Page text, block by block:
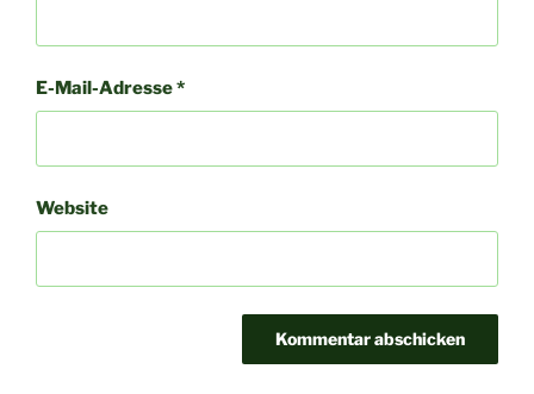
E-Mail-Adresse*
Website